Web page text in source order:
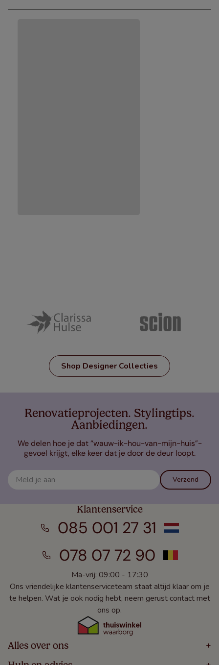
Shop Designer Collecties
Renovatieprojecten. Stylingtips.
Aanbiedingen.
We delen hoe je dat “wauw-ik-hou-van-mijn-huis”-
gevoel krijgt, elke keer dat je door de deur loopt.
Verzend
Klantenservice
085 001 27 31
078 07 72 90
Ma-vrij: 09:00 - 17:30
Ons vriendelijke klantenserviceteam staat altijd klaar om je
te helpen. Wat je ook nodig hebt, neem gerust contact met
ons op.
Alles over ons +
Home